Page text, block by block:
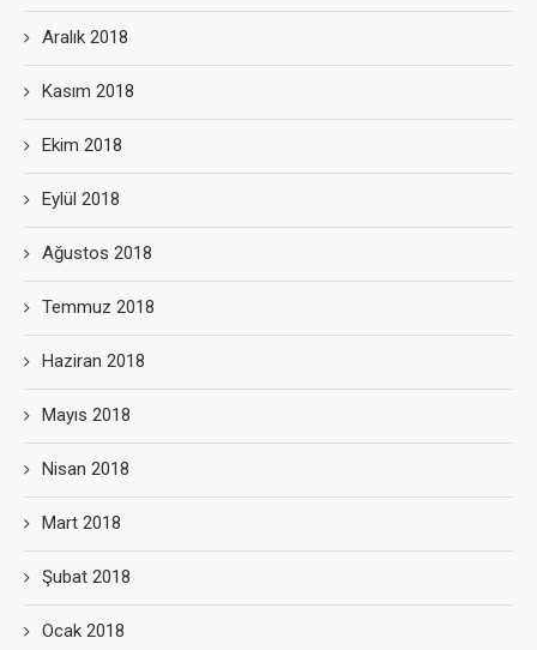
Aralık 2018
Kasım 2018
Ekim 2018
Eylül 2018
Ağustos 2018
Temmuz 2018
Haziran 2018
Mayıs 2018
Nisan 2018
Mart 2018
Şubat 2018
Ocak 2018